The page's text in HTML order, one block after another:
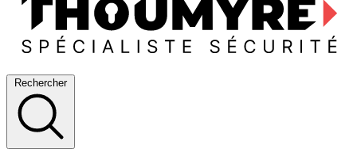
Rechercher